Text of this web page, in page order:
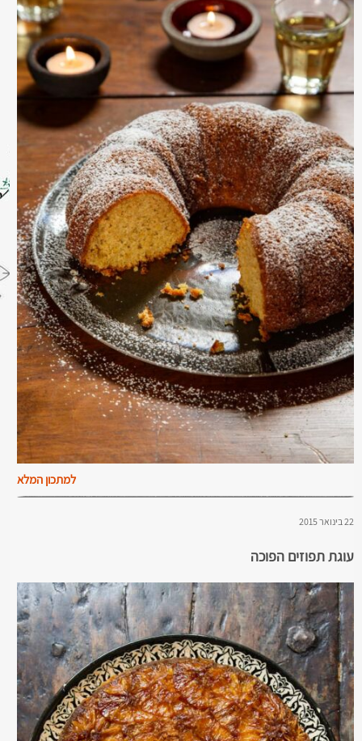
למתכון המלא
22 בינואר 2015
עוגת תפוזים הפוכה